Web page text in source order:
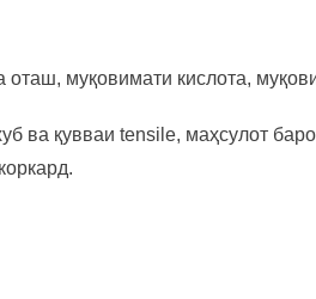
муқовимати кислота,
ва қувваи tensile, маҳсулот